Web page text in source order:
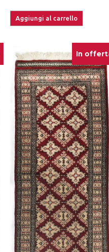
Aggiungi al carrello
In